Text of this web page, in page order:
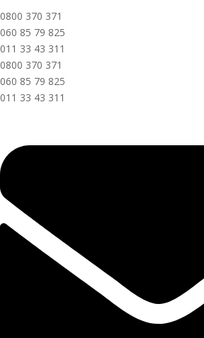
0800 370 371
060 85 79 825
011 33 43 311
0800 370 371
060 85 79 825
011 33 43 311